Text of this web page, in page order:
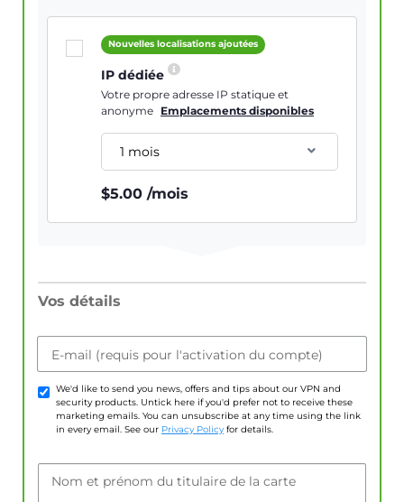
Nouvelles localisations ajoutées
IP dédiée
Votre propre adresse IP statique et
anonyme Emplacements disponibles
1 mois
$5.00 /mois
Vos détails
E-mail (requis pour l'activation du compte)
We'd like to send you news, offers and tips about our VPN and
security products. Untick here if you'd prefer not to receive these
marketing emails. You can unsubscribe at any time using the link
in every email. See our Privacy Policy for details.
Nom et prénom du titulaire de la carte